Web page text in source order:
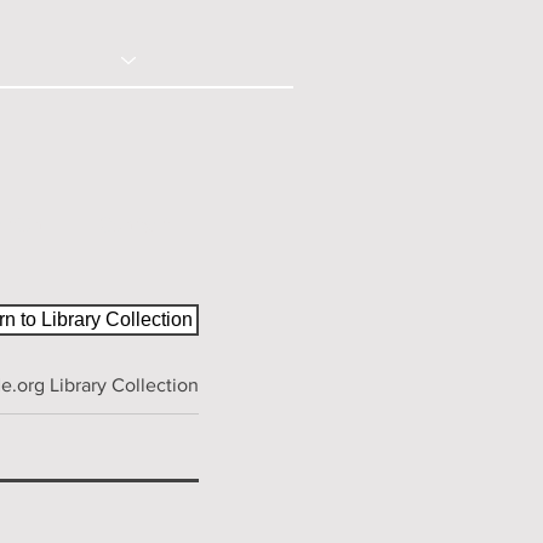
to Library Collection
Library Collection